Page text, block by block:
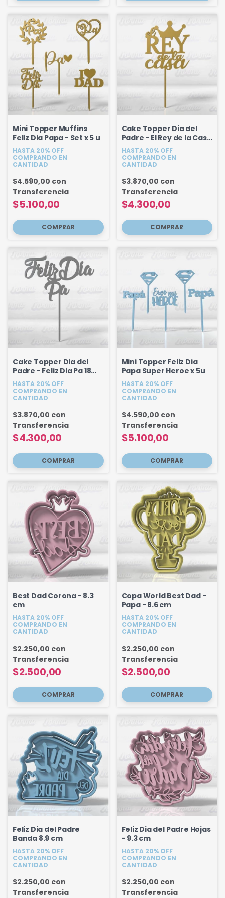
Mini Topper Muffins
Feliz Dia Papa - Set x 5 u
HASTA 20% OFF
COMPRANDO EN
CANTIDAD
$5.100,00
$4.590,00 con
Transferencia
Cake Topper Dia del
Padre - El Rey de la Casa
18 cm
HASTA 20% OFF
COMPRANDO EN
CANTIDAD
$4.300,00
$3.870,00 con
Transferencia
Cake Topper Dia del
Padre - Feliz Dia Pa 18
cm
HASTA 20% OFF
COMPRANDO EN
CANTIDAD
$4.300,00
$3.870,00 con
Transferencia
Mini Topper Feliz Dia
Papa Super Heroe x 5u
HASTA 20% OFF
COMPRANDO EN
CANTIDAD
$5.100,00
$4.590,00 con
Transferencia
Best Dad Corona - 8.3
cm
HASTA 20% OFF
COMPRANDO EN
CANTIDAD
$2.500,00
$2.250,00 con
Transferencia
Copa World Best Dad -
Papa - 8.6 cm
HASTA 20% OFF
COMPRANDO EN
CANTIDAD
$2.500,00
$2.250,00 con
Transferencia
Feliz Dia del Padre
Banda 8.9 cm
HASTA 20% OFF
COMPRANDO EN
CANTIDAD
$2.250,00 con
Transferencia
Feliz Dia del Padre Hojas
- 9.3 cm
HASTA 20% OFF
COMPRANDO EN
CANTIDAD
$2.250,00 con
Transferencia